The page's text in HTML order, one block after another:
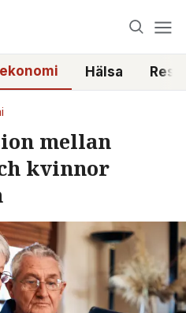
Hälsa
mellan
kvinnor